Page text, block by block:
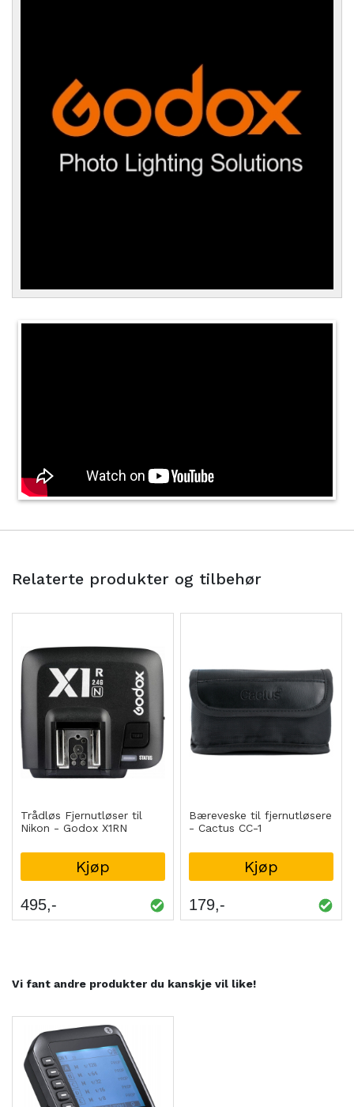
Relaterte produkter og tilbehør
Trådløs Fjernutløser til
Nikon - Godox X1RN
Kjøp
495
Bæreveske til fjernutløsere
- Cactus CC-1
Kjøp
179
Vi fant andre produkter du kanskje vil like!